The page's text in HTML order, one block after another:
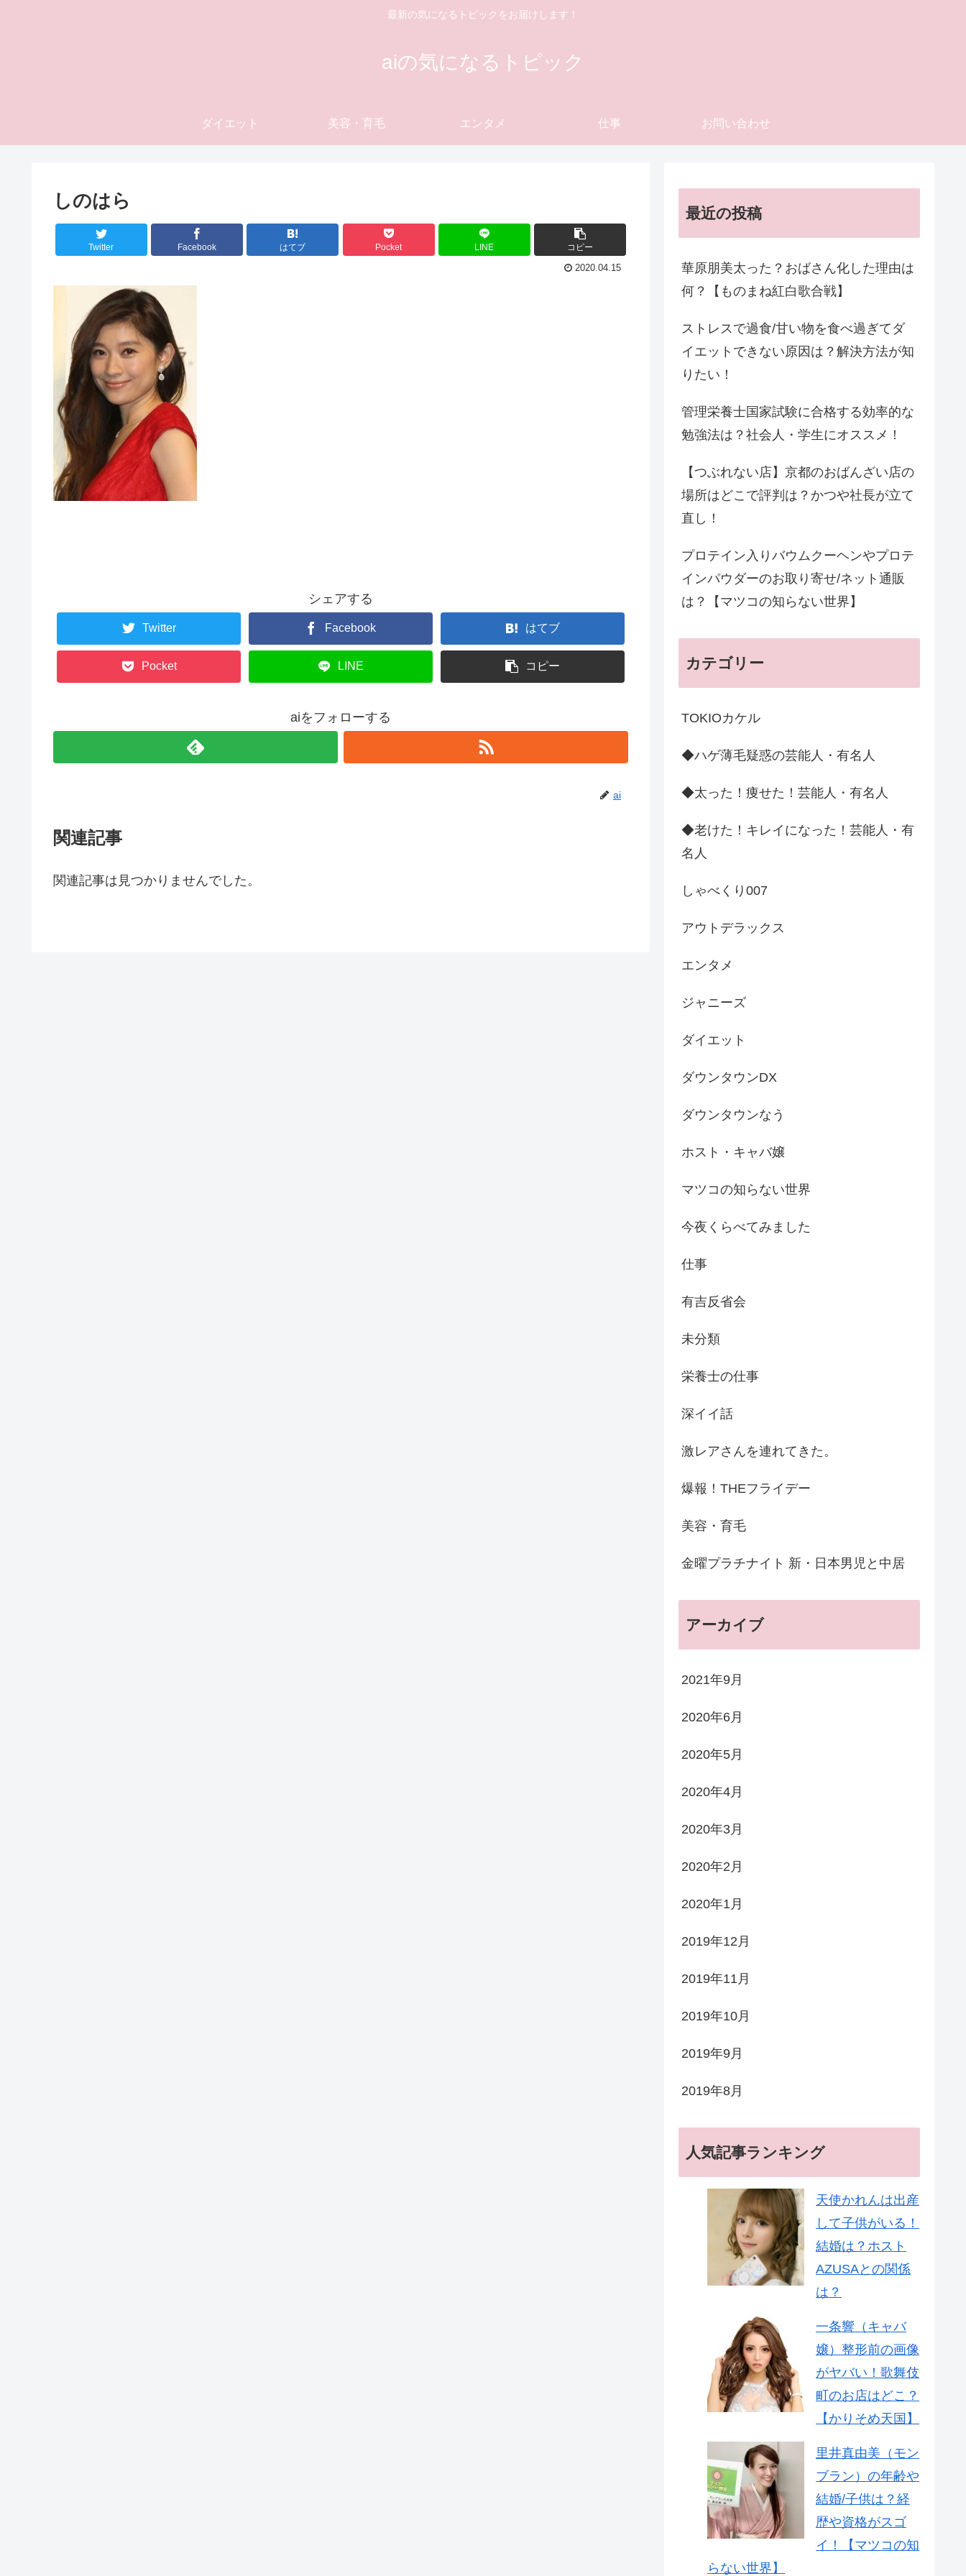
最新の気になるトピックをお届けします！
aiの気になるトピック
ダイエット 美容・育毛 エンタメ 仕事 お問い合わせ
しのはら
Twitter Facebook はてブ Pocket LINE コピー
2020.04.15
シェアする
Twitter Facebook はてブ
Pocket LINE コピー
aiをフォローする
ai
関連記事
関連記事は見つかりませんでした。
最近の投稿
華原朋美太った？おばさん化した理由は
何？【ものまね紅白歌合戦】
ストレスで過食/甘い物を食べ過ぎてダ
イエットできない原因は？解決方法が知
りたい！
管理栄養士国家試験に合格する効率的な
勉強法は？社会人・学生にオススメ！
【つぶれない店】京都のおばんざい店の
場所はどこで評判は？かつや社長が立て
直し！
プロテイン入りバウムクーヘンやプロテ
インパウダーのお取り寄せ/ネット通販
は？【マツコの知らない世界】
カテゴリー
TOKIOカケル
◆ハゲ薄毛疑惑の芸能人・有名人
◆太った！痩せた！芸能人・有名人
◆老けた！キレイになった！芸能人・有
名人
しゃべくり007
アウトデラックス
エンタメ
ジャニーズ
ダイエット
ダウンタウンDX
ダウンタウンなう
ホスト・キャバ嬢
マツコの知らない世界
今夜くらべてみました
仕事
有吉反省会
未分類
栄養士の仕事
深イイ話
激レアさんを連れてきた。
爆報！THEフライデー
美容・育毛
金曜プラチナイト 新・日本男児と中居
アーカイブ
2021年9月
2020年6月
2020年5月
2020年4月
2020年3月
2020年2月
2020年1月
2019年12月
2019年11月
2019年10月
2019年9月
2019年8月
人気記事ランキング
天使かれんは出産
して子供がいる！
結婚は？ホスト
AZUSAとの関係
は？
一条響（キャバ
嬢）整形前の画像
がヤバい！歌舞伎
町のお店はどこ？
【かりそめ天国】
里井真由美（モン
ブラン）の年齢や
結婚/子供は？経
歴や資格がスゴ
イ！【マツコの知
らない世界】